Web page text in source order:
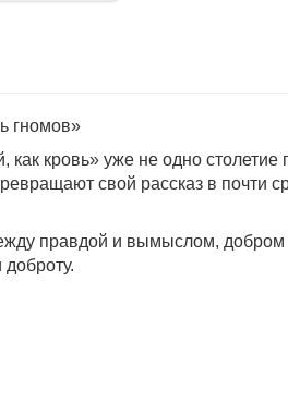
гномов»
кровь» уже не одно
свой рассказ в почти
правдой и вымыслом,